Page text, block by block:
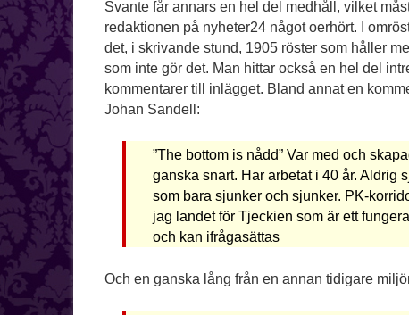
Svante får annars en hel del medhåll, vilket
redaktionen på nyheter24 något oerhört. I
det, i skrivande stund, 1905 röster som håller
som inte gör det. Man hittar också en hel del
kommentarer till inlägget. Bland annat en
Johan Sandell:
”The bottom is nådd” Var med och
ganska snart. Har arbetat i 40 år. Aldrig
som bara sjunker och sjunker. PK-
jag landet för Tjeckien som är ett
och kan ifrågasättas
Och en ganska lång från en annan tidigare